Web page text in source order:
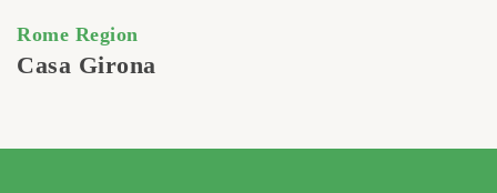
Rome Region
Casa Girona